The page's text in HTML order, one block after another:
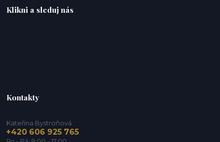
Klikni a sleduj nás
Kontakty
Kateřina Bystroňová
+420 606 925 765